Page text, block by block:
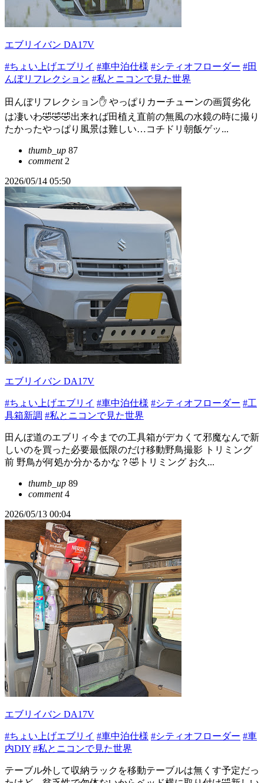
エブリイバン DA17V
#ちょい上げエブリイ #車中泊仕様 #シティオフローダー #田
んぼリフレクション #私とニコンで見た世界
田んぼリフレクション✋ やっぱりカーチューンの画質劣化
は凄いわ🤣🤣🤣出来れば田植え直前の無風の水鏡の時に撮り
たかったやっぱり風景は難しい…コチドリ朝飯ゲッ...
thumb_up 87
comment2
2026/05/14 05:50
エブリイバン DA17V
#ちょい上げエブリイ #車中泊仕様 #シティオフローダー #工
具箱新調 #私とニコンで見た世界
田んぼ道のエブリィ今までの工具箱がデカくて邪魔なんで新
しいのを買った必要最低限のだけ移動野鳥撮影 トリミング
前 野鳥が何処か分かるかな？🤣トリミング お久...
thumb_up 89
comment4
2026/05/13 00:04
エブリイバン DA17V
#ちょい上げエブリイ #車中泊仕様 #シティオフローダー #車
内DIY #私とニコンで見た世界
テーブル外して収納ラックを移動テーブルは無くす予定だっ